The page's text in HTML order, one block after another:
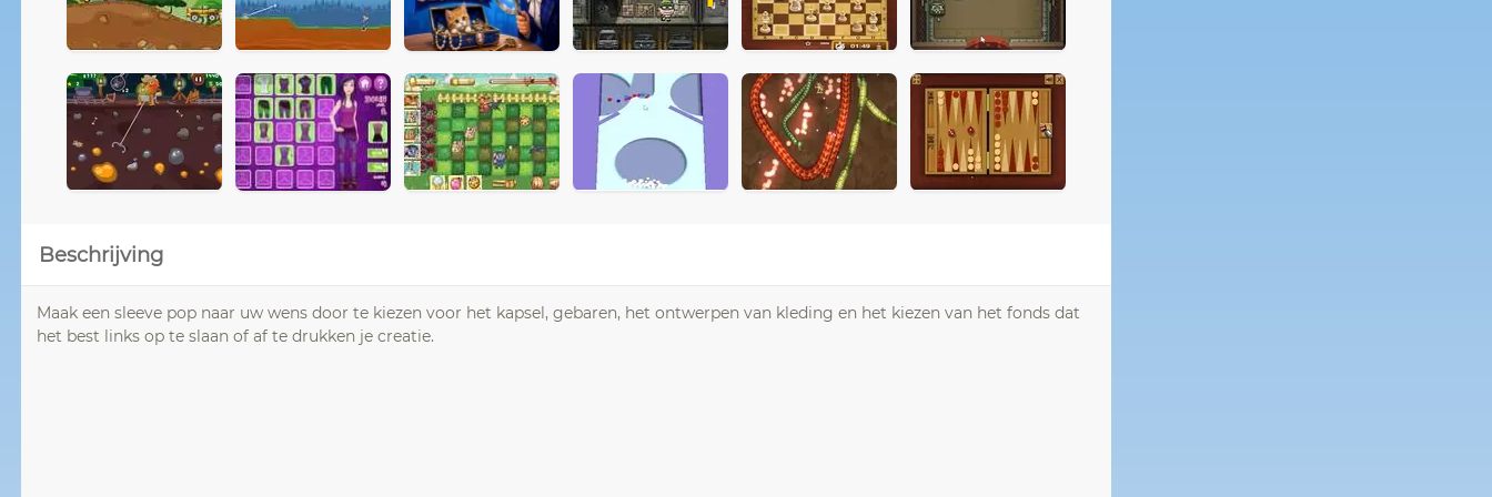
Beschrijving
Maak een sleeve pop naar uw wens door te kiezen voor het kapsel, gebaren, het ontwerpen van kleding en het kiezen van het fonds dat
het best links op te slaan of af te drukken je creatie.